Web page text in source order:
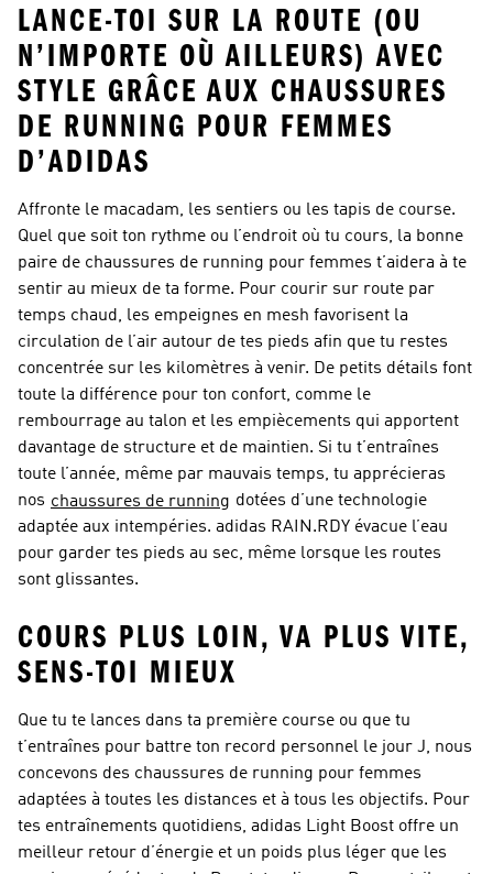
LANCE-TOI SUR LA ROUTE (OU
N’IMPORTE OÙ AILLEURS) AVEC
STYLE GRÂCE AUX CHAUSSURES
DE RUNNING POUR FEMMES
D’ADIDAS
Affronte le macadam, les sentiers ou les tapis de course.
Quel que soit ton rythme ou l’endroit où tu cours, la bonne
paire de chaussures de running pour femmes t’aidera à te
sentir au mieux de ta forme. Pour courir sur route par
temps chaud, les empeignes en mesh favorisent la
circulation de l’air autour de tes pieds afin que tu restes
concentrée sur les kilomètres à venir. De petits détails font
toute la différence pour ton confort, comme le
rembourrage au talon et les empiècements qui apportent
davantage de structure et de maintien. Si tu t’entraînes
toute l’année, même par mauvais temps, tu apprécieras
nos chaussures de running dotées d’une technologie
adaptée aux intempéries. adidas RAIN.RDY évacue l’eau
pour garder tes pieds au sec, même lorsque les routes
sont glissantes.
COURS PLUS LOIN, VA PLUS VITE,
SENS-TOI MIEUX
Que tu te lances dans ta première course ou que tu
t’entraînes pour battre ton record personnel le jour J, nous
concevons des chaussures de running pour femmes
adaptées à toutes les distances et à tous les objectifs. Pour
tes entraînements quotidiens, adidas Light Boost offre un
meilleur retour d’énergie et un poids plus léger que les